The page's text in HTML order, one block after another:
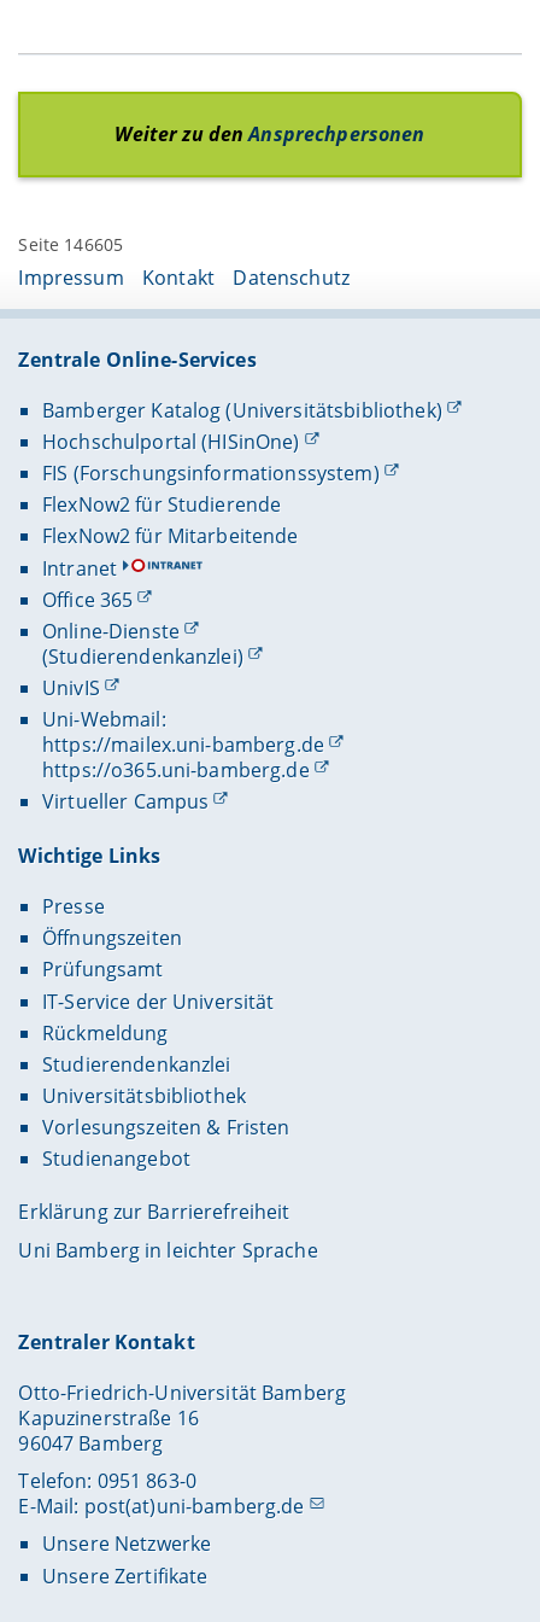
Uschis Traumstadtservice
Silvergrain Publishing
Thalia Buchhaus Nürnberg
Weiter zu denAnsprechpersonen
Seite 146605
Impressum Kontakt Datenschutz
Zentrale Online-Services
Bamberger Katalog (Universitätsbibliothek)
Hochschulportal (HISinOne)
FIS (Forschungsinformationssystem)
FlexNow2 für Studierende
FlexNow2 für Mitarbeitende
Intranet
Office 365
Online-Dienste
(Studierendenkanzlei)
UnivIS
Uni-Webmail:
https://mailex.uni-bamberg.de
https://o365.uni-bamberg.de
Virtueller Campus
Wichtige Links
Presse
Öffnungszeiten
Prüfungsamt
IT-Service der Universität
Rückmeldung
Studierendenkanzlei
Universitätsbibliothek
Vorlesungszeiten & Fristen
Studienangebot
Erklärung zur Barrierefreiheit
Uni Bamberg in leichter Sprache
Zentraler Kontakt
Otto-Friedrich-Universität Bamberg
Kapuzinerstraße 16
96047 Bamberg
Telefon: 0951 863-0
E-Mail: post(at)uni-bamberg.de
Unsere Netzwerke
Unsere Zertifikate